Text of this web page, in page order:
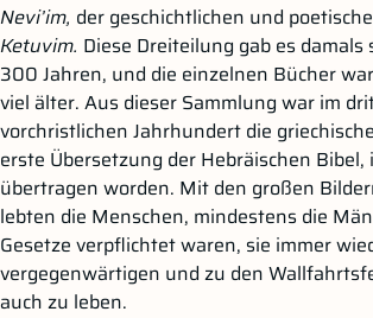
Nevi’im, der geschichtlichen und
Ketuvim. Diese Dreiteilung gab es
300 Jahren, und die einzelnen Bücher
viel älter. Aus dieser Sammlung war im
vorchristlichen Jahrhundert die
erste Übersetzung der Hebräischen
übertragen worden. Mit den großen
lebten die Menschen, mindestens die
Gesetze verpflichtet waren, sie immer
vergegenwärtigen und zu den
auch zu leben.